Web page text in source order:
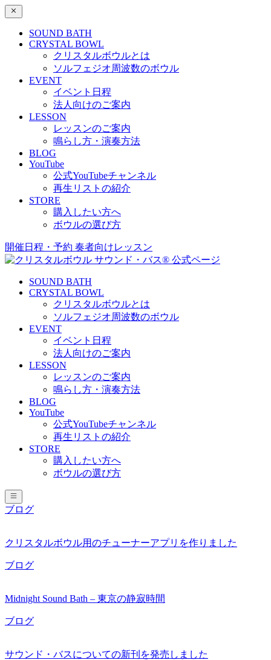
SOUND BATH
CRYSTAL BOWL
クリスタルボウルとは
ソルフェジオ周波数のボウル
EVENT
イベント日程
法人向けのご案内
LESSON
レッスンのご案内
鳴らし方・演奏方法
BLOG
YouTube
公式YouTubeチャンネル
再生リストの紹介
STORE
購入したい方へ
ボウルの選び方
開催日程・予約 奏者向けレッスン
SOUND BATH
CRYSTAL BOWL
クリスタルボウルとは
ソルフェジオ周波数のボウル
EVENT
イベント日程
法人向けのご案内
LESSON
レッスンのご案内
鳴らし方・演奏方法
BLOG
YouTube
公式YouTubeチャンネル
再生リストの紹介
STORE
購入したい方へ
ボウルの選び方
ブログ
クリスタルボウル用のチューナーアプリを作りました
ブログ
Midnight Sound Bath – 東京の静寂時間
ブログ
サウンド・バスについての新刊を発売しました